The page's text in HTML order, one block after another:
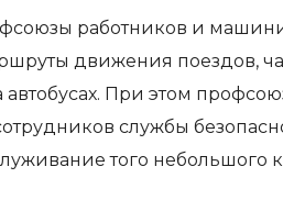
работников и
движения поездов,
При этом
службы
того небольшого